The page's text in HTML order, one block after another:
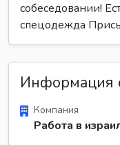
собеседовании!
спецодежда
Информация
Компания
Работа в